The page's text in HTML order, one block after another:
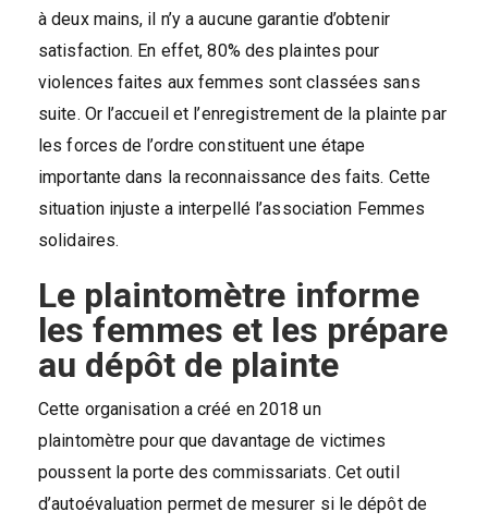
à deux mains, il n’y a aucune garantie d’obtenir
satisfaction. En effet, 80% des plaintes pour
violences faites aux femmes sont classées sans
suite. Or l’accueil et l’enregistrement de la plainte par
les forces de l’ordre constituent une étape
importante dans la reconnaissance des faits. Cette
situation injuste a interpellé l’association Femmes
solidaires.
Le plaintomètre informe
les femmes et les prépare
au dépôt de plainte
Cette organisation a créé en 2018 un
plaintomètre pour que davantage de victimes
poussent la porte des commissariats. Cet outil
d’autoévaluation permet de mesurer si le dépôt de